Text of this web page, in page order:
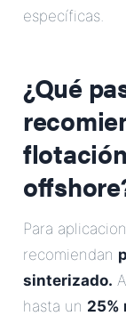
específicas.
¿Qué
Para
recomiendan
sinterizado.
hasta un 25%